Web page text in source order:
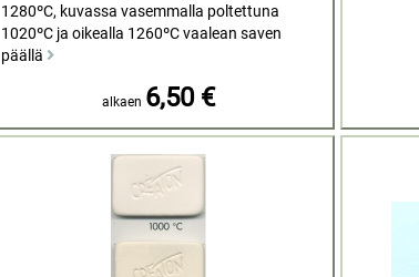
1280ºC, kuvassa vasemmalla poltettuna
1020ºC ja oikealla 1260ºC vaalean saven
päällä
alkaen 6,50 €